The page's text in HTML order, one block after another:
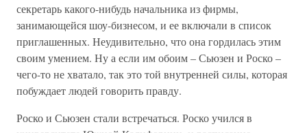
секретарь какого-нибудь начальника из фирмы,
занимающейся шоу-бизнесом, и ее включали в список
приглашенных. Неудивительно, что она гордилась этим
своим умением. Ну а если им обоим – Сьюзен и Роско –
чего-то не хватало, так это той внутренней силы, которая
побуждает людей говорить правду.
Роско и Сьюзен стали встречаться. Роско учился в